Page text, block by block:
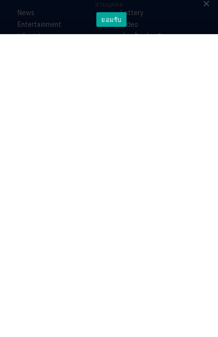
News
Entertainment
Lifestyle
Lottery
Video
ร่วมด้วยช่วยกัน
ส่วนบุคคล
ยอมรับ